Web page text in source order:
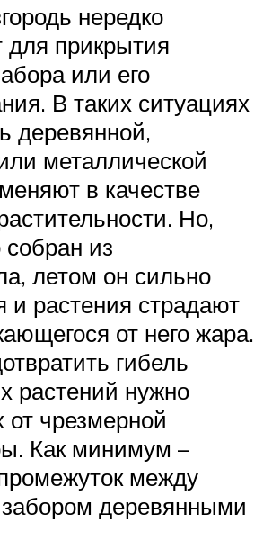
нередко
для прикрытия
или его
В таких ситуациях
деревянной,
металлической
в качестве
Но,
собран из
летом он сильно
и растения страдают
от него жара.
гибель
растений нужно
от чрезмерной
Как минимум –
между
деревянными